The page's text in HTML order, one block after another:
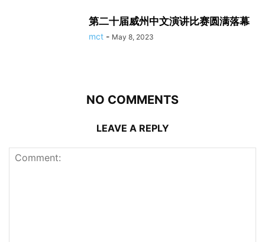
第二十届威州中文演讲比赛圆满落幕
mct - May 8, 2023
NO COMMENTS
LEAVE A REPLY